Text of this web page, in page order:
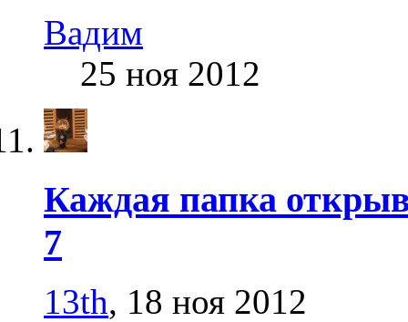
Вадим
25 ноя 2012
Каждая папка
7
13th, 18 ноя 2012